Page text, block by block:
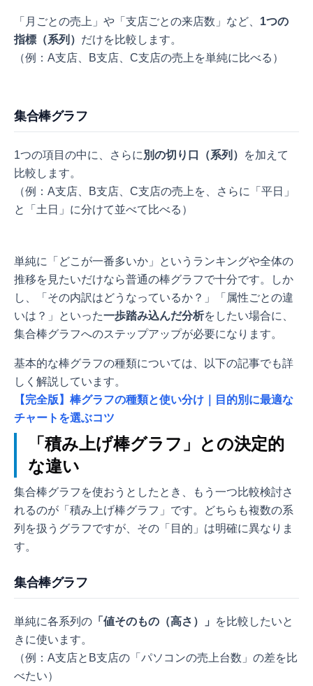
「月ごとの売上」や「支店ごとの来店数」など、 1つの
指標（系列） だけを比較します。
（例：A支店、B支店、C支店の売上を単純に比べる）
集合棒グラフ
1つの項目の中に、さらに 別の切り口（系列）
を加えて
比較します。
（例：A支店、B支店、C支店の売上を、さらに「平日」
と「土日」に分けて並べて比べる）
単純に「どこが一番多いか」というランキングや全体の
推移を見たいだけなら普通の棒グラフで十分です。しか
し、「その内訳はどうなっているか？」「属性ごとの違
いは？」といった一歩踏み込んだ分析をしたい場合に、
集合棒グラフへのステップアップが必要になります。
基本的な棒グラフの種類については、以下の記事でも詳
しく解説しています。
【完全版】棒グラフの種類と使い分け｜目的別に最適な
チャートを選ぶコツ
「積み上げ棒グラフ」との決定的
な違い
集合棒グラフを使おうとしたとき、もう一つ比較検討さ
れるのが「積み上げ棒グラフ」です。どちらも複数の系
列を扱うグラフですが、その「目的」は明確に異なりま
す。
集合棒グラフ
単純に各系列の 「値そのもの（高さ）」
を比較したいと
きに使います。
（例：A支店とB支店の「パソコンの売上台数」の差を比
べたい）